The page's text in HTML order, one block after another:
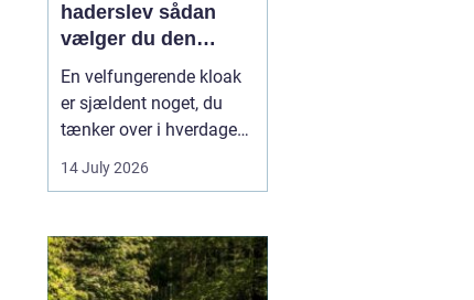
haderslev sådan
vælger du den
rigtige fagmand
En velfungerende kloak
er sjældent noget, du
tænker over i hverdagen.
Men når vandet
pludselig står i kælderen,
bliver behovet for en
kompetent kloakmester
meget tydeligt. I
14 July 2026